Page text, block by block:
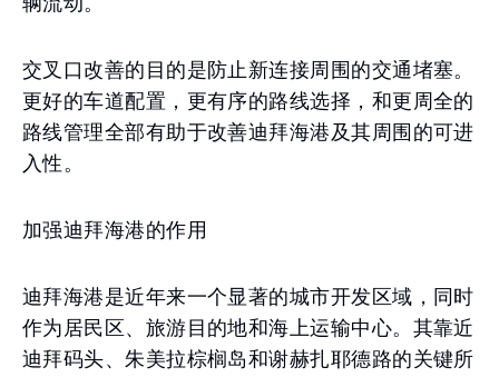
交叉口改善的目的是防止新连接周围的交通堵塞。
更好的车道配置，更有序的路线选择，和更周全的
路线管理全部有助于改善迪拜海港及其周围的可进
入性。
加强迪拜海港的作用
迪拜海港是近年来一个显著的城市开发区域，同时
作为居民区、旅游目的地和海上运输中心。其靠近
迪拜码头、朱美拉棕榈岛和谢赫扎耶德路的关键所